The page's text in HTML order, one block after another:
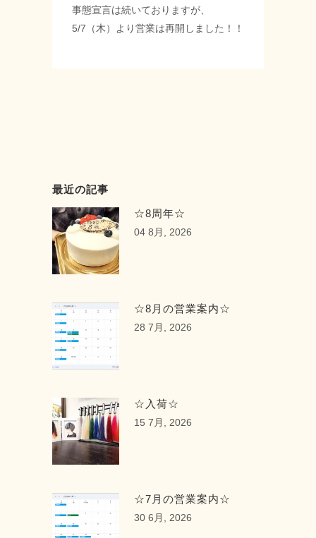
事態宣言は続いておりますが、
5/7（木）より営業は再開しました！！
------ Seed-シード- 〒 名古屋市緑区
神の倉3-2 Tel 052-715-9733 営業時
間 9：00～19：00 定休日 月曜・第
2第3火曜日 URL: https://seed-
salon.com/ #緑区 #神の倉 #シード #美
ロン #カット #ノーズワックス #営業
開始 #新型コロナウィルス #緊急事態
宣言 ...
最近の記事
☆8周年☆
04 8月, 2026
☆8月の営業案内☆
28 7月, 2026
☆入荷☆
15 7月, 2026
☆7月の営業案内☆
30 6月, 2026